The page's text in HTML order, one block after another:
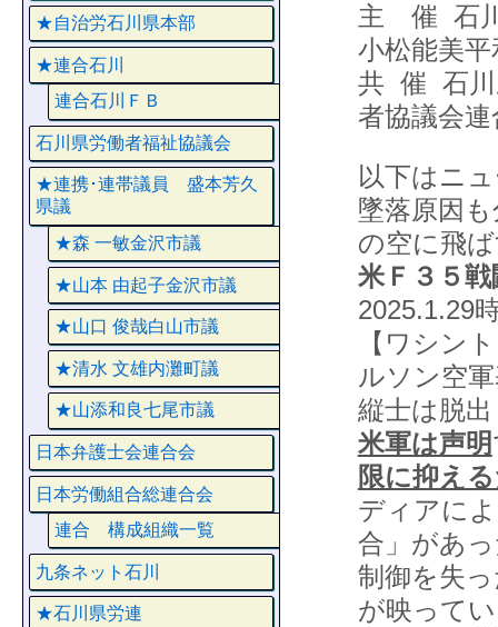
主 催 石川
小松能美
共 催 石
者協議会
以下はニ
墜落原因
の空に飛
米Ｆ３５
2025.1.29
【ワシン
ルソン空
縦士は脱
米軍は声明
限に抑え
ディアに
合」があ
制御を失
が映って
★自治労石川県本部
★連合石川
連合石川ＦＢ
石川県労働者福祉協議会
★連携･連帯議員 盛本芳久
県議
★森 一敏金沢市議
★山本 由起子金沢市議
★山口 俊哉白山市議
★清水 文雄内灘町議
★山添和良七尾市議
日本弁護士会連合会
日本労働組合総連合会
連合 構成組織一覧
九条ネット石川
★石川県労連